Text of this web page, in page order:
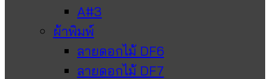
A#3
ผ้าพิมพ์
ลายดอกไม้ DF6
ลายดอกไม้ DF7